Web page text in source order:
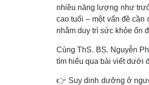
nhiều năng lượng như
cao tuổi – một vấn đề
nhằm duy trì sức khỏe ổn
Cùng ThS. BS. Nguyễn
tìm hiểu qua bài viết dưới
👉 Suy dinh dưỡng ở